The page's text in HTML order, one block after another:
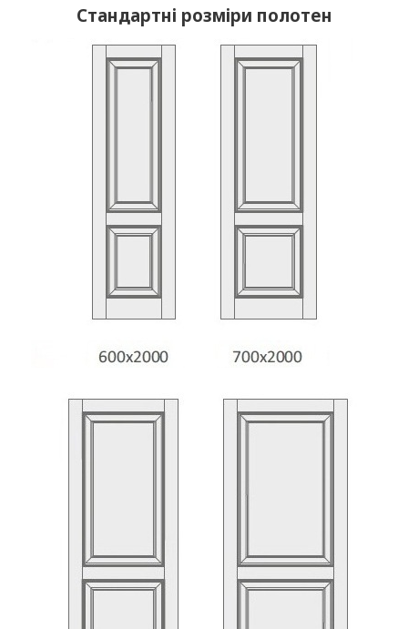
Стандартні розміри полотен